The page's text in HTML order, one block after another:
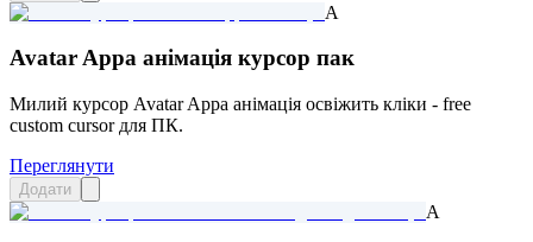
A
Avatar Appa анімація курсор пак
Милий курсор Avatar Appa анімація освіжить кліки - free
custom cursor для ПК.
Переглянути
Додати
A